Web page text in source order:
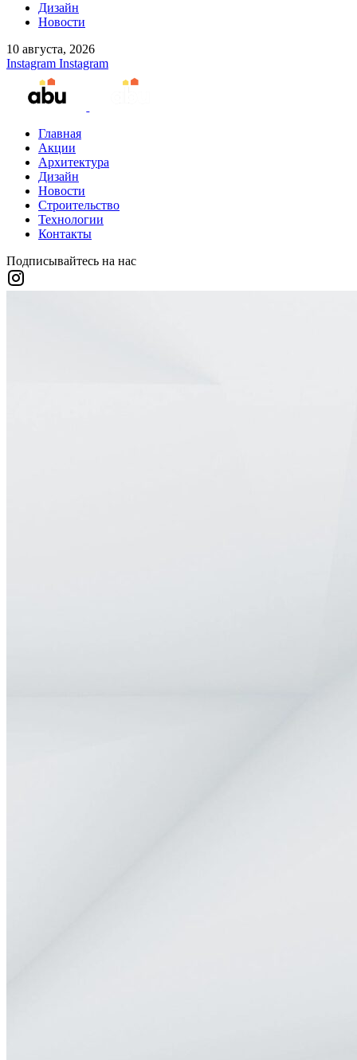
Дизайн
Новости
10 августа, 2026
Instagram Instagram
Главная
Акции
Архитектура
Дизайн
Новости
Строительство
Технологии
Контакты
Подписывайтесь на нас